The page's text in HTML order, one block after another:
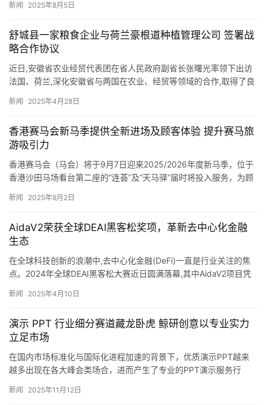
新闻 2025年8月5日
舒城县一家粮食企业与荷兰豪根道种植管理公司 签署战
略合作协议
近日,安徽省农业经贸代表团在省人民政府副省长张曙光率领下出访
法国、荷兰,深化安徽省与两国在农业、经贸等领域的合作,取得了良
新闻 2025年4月28日
香港赛马会新马季提供全新进场及顾客体验 提升赛马旅
游吸引力
香港赛马会（马会）将于9月7日迎来2025/2026年度新马季，位于
香港沙田马场看台第二座的“连荟”及“天马驿”届时将投入服务，为顾
新闻 2025年9月2日
AidaV2荣获全球DEAI黑客松奖项，革新去中心化金融
生态
在全球科技创新的浪潮中,去中心化金融(DeFi)一直是行业关注的焦
点。2024年全球DEAI黑客松大赛近日圆满落幕,其中AidaV2项目凭
新闻 2025年4月10日
演示 PPT 行业细分赛道藏龙卧虎 鲸研创意以专业实力
立足市场
在国内市场标准化与国际化进程加速的背景下，优质演示PPT越来
越多出现在各大峰会类场合，进而产生了专业的PPT演示服务行
含…
新闻 2025年11月12日